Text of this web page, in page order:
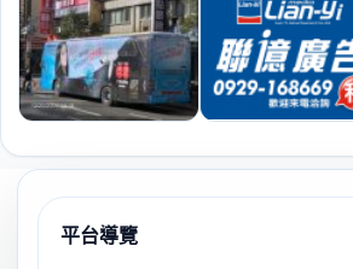
平台導覽